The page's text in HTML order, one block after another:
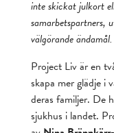
inte skickat julkort
samarbetspartners,
välgörande
Project Liv är en
skapa mer glädje i
deras familjer. De
sjukhus i landet.